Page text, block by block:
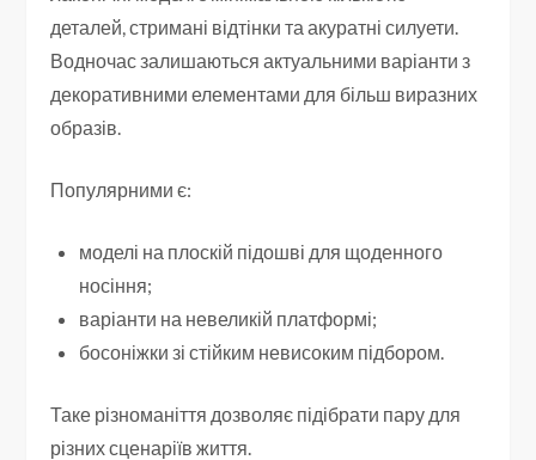
деталей, стримані відтінки та акуратні силуети.
Водночас залишаються актуальними варіанти з
декоративними елементами для більш виразних
образів.
Популярними є:
моделі на плоскій підошві для щоденного
носіння;
варіанти на невеликій платформі;
босоніжки зі стійким невисоким підбором.
Таке різноманіття дозволяє підібрати пару для
різних сценаріїв життя.